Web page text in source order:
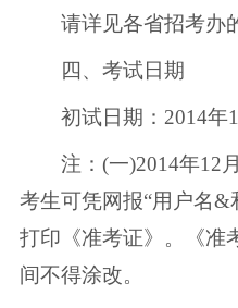
请详见各省招考办的
四、考试日期
初试日期：2014年
注：(一)2014年12月
考生可凭网报“用户名
打印《准考证》。《准
间不得涂改。